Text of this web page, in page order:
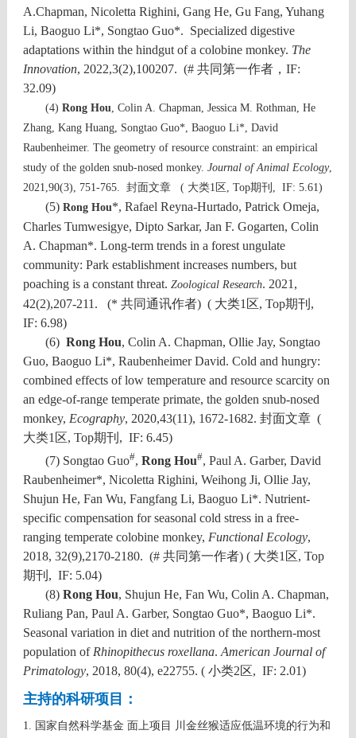
A.Chapman, Nicoletta Righini, Gang He, Gu Fang, Yuhang
Li, Baoguo Li*, Songtao Guo*. Specialized digestive
adaptations within the hindgut of a colobine monkey. The
Innovation, 2022,3(2),100207. (# 共同第一作者，IF:
32.09)
(4) Rong Hou , Colin A. Chapman, Jessica M. Rothman, He
Zhang, Kang Huang, Songtao Guo*, Baoguo Li*, David
Raubenheimer. The geometry of resource constraint: an empirical
study of the golden snub-nosed monkey. Journal of Animal Ecology,
2021,90(3), 751-765. 封面文章( 大类1区, Top期刊, IF: 5.61)
(5)Rong Hou*, Rafael Reyna-Hurtado, Patrick Omeja,
Charles Tumwesigye, Dipto Sarkar, Jan F. Gogarten, Colin
A. Chapman*. Long-term trends in a forest ungulate
community: Park establishment increases numbers, but
poaching is a constant threat. Zoological Research. 2021,
42(2),207-211. (* 共同通讯作者) ( 大类1区, Top期刊,
IF: 6.98)
(6) Rong Hou, Colin A. Chapman, Ollie Jay, Songtao
Guo, Baoguo Li*, Raubenheimer David. Cold and hungry:
combined effects of low temperature and resource scarcity on
an edge-of-range temperate primate, the golden snub-nosed
monkey, Ecography, 2020,43(11), 1672-1682. 封面文章(
大类1区, Top期刊, IF: 6.45)
(7) Songtao Guo#, Rong Hou#, Paul A. Garber, David
Raubenheimer*, Nicoletta Righini, Weihong Ji, Ollie Jay,
Shujun He, Fan Wu, Fangfang Li, Baoguo Li*. Nutrient-
specific compensation for seasonal cold stress in a free-
ranging temperate colobine monkey, Functional Ecology,
2018, 32(9),2170-2180. (# 共同第一作者) ( 大类1区, Top
期刊, IF: 5.04)
(8)Rong Hou, Shujun He, Fan Wu, Colin A. Chapman,
Ruliang Pan, Paul A. Garber, Songtao Guo*, Baoguo Li*.
Seasonal variation in diet and nutrition of the northern-most
population of Rhinopithecus roxellana. American Journal of
Primatology, 2018, 80(4), e22755. ( 小类2区, IF: 2.01)
主持的科研项目：
1. 国家自然科学基金 面上项目
川金丝猴适应低温环境的行为和